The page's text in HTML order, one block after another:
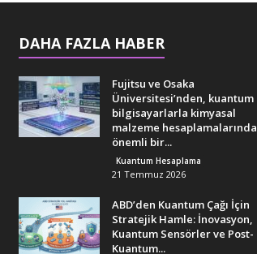
DAHA FAZLA HABER
Fujitsu ve Osaka
Üniversitesi’nden, kuantum
bilgisayarlarla kimyasal
malzeme hesaplamalarında
önemli bir...
Kuantum Hesaplama
21 Temmuz 2026
ABD’den Kuantum Çağı İçin
Stratejik Hamle: İnovasyon,
Kuantum Sensörler ve Post-
Kuantum...